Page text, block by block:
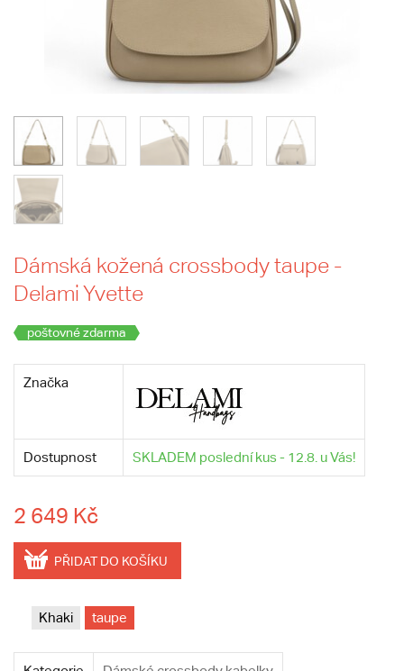
Dámská kožená crossbody taupe -
Delami Yvette
poštovné zdarma
Značka
Dostupnost SKLADEM poslední kus - 12.8. u Vás!
2 649 Kč
PŘIDAT DO KOŠÍKU
Khaki taupe